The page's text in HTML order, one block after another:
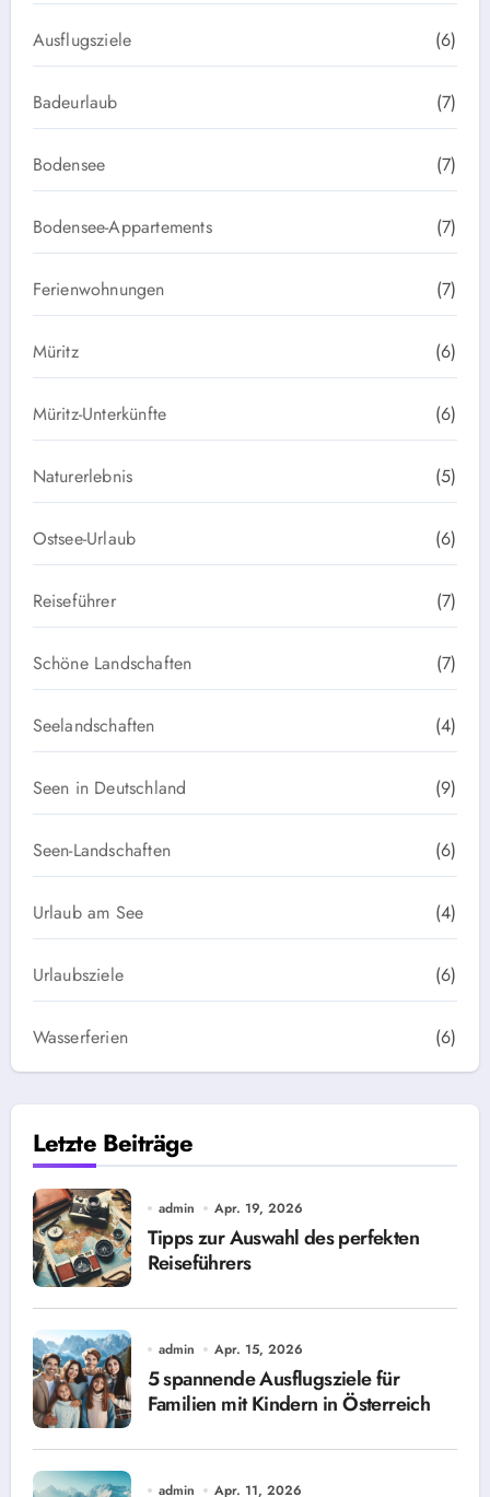
Ausflugsziele (6)
Badeurlaub (7)
Bodensee (7)
Bodensee-Appartements (7)
Ferienwohnungen (7)
Müritz (6)
Müritz-Unterkünfte (6)
Naturerlebnis (5)
Ostsee-Urlaub (6)
Reiseführer (7)
Schöne Landschaften (7)
Seelandschaften (4)
Seen in Deutschland (9)
Seen-Landschaften (6)
Urlaub am See (4)
Urlaubsziele (6)
Wasserferien (6)
Letzte Beiträge
admin Apr. 19, 2026
Tipps zur Auswahl des perfekten
Reiseführers
admin Apr. 15, 2026
5 spannende Ausflugsziele für
Familien mit Kindern in Österreich
admin Apr. 11, 2026